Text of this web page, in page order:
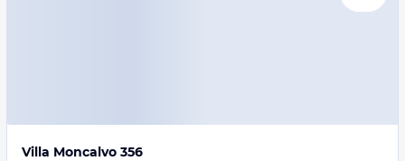
Villa Moncalvo 356